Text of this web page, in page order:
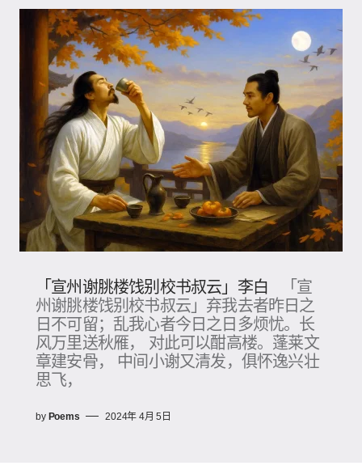
「宣州谢朓楼饯别校书叔云」李白
「宣
州谢朓楼饯别校书叔云」弃我去者昨日之
日不可留；乱我心者今日之日多烦忧。长
风万里送秋雁， 对此可以酣高楼。蓬莱文
章建安骨， 中间小谢又清发，俱怀逸兴壮
思飞，
by Poems 2024年 4月 5日